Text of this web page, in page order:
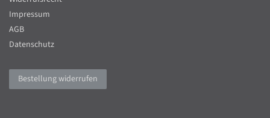
Impressum
AGB
Datenschutz
Bestellung widerrufen